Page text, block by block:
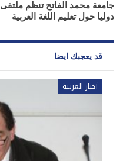
جامعة محمد الفاتح تنظم ملتقى
دوليا حول تعليم اللغة العربية
قد يعجبك ايضا
أخبار العربية